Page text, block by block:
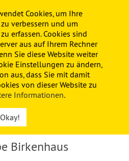
Birkenhaus
Cookies, um Ihre
verbessern und um
erfassen. Cookies sind
aus auf Ihrem Rechner
Sie diese Website weiter
Einstellungen zu ändern,
aus, dass Sie mit damit
von dieser Website zu
Informationen.
Okay!